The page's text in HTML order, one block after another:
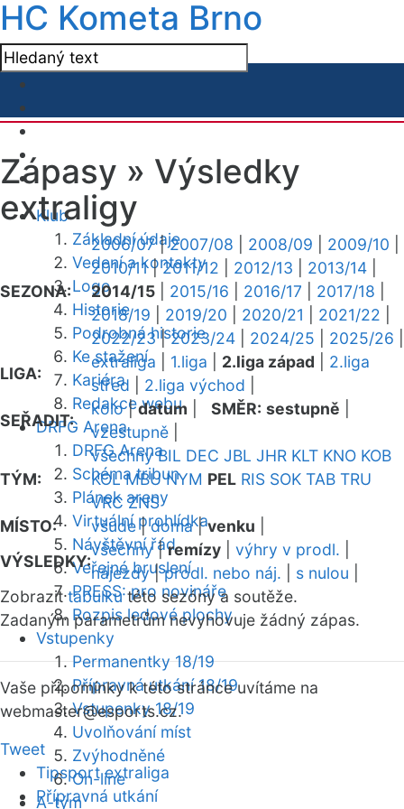
HC Kometa Brno
Klub
Základní údaje
Vedení a kontakty
Logo
Historie
Podrobná historie
Ke stažení
Kariéra
Redakce webu
DRFG Arena
DRFG Arena
Schéma tribun
Plánek areny
Virtuální prohlídka
Návštěvní řád
Veřejné bruslení
PRESS: pro novináře
Rozpis ledové plochy
Vstupenky
Permanentky 18/19
Přípravná utkání 18/19
Vstupenky 18/19
Uvolňování míst
Zvýhodněné
On-line
A-tým
Zápasy » Výsledky
extraligy
SEZONA:
2006/07|2007/08 2008/09 2009/10
2010/11|2011/12 2012/13 2013/14
2014/15
2015/16 2016/17 2017/18
2018/19
2019/20 2020/21 2021/22
2022/23|2023/24 2024/25 2025/26
LIGA:
extraliga 1.liga 2.liga západ
2.liga
střed
2.liga východ
SEŘADIT:
kolo|datum SMĚR: sestupně
vzestupně
TÝM:
všechny BIL DEC JBL JHR KLT KNO KOB
KOL MBU NYM PEL RIS SOK TAB TRU
VRC ZNS
MÍSTO:
všude|doma|venku
VÝSLEDKY:
všechny|remízy výhry v prodl.
nájezdy|prodl. nebo náj. s nulou
Zobrazittabulkutéto sezóny a soutěže.
Zadaným parametrům nevyhovuje žádný zápas.
Vaše připomínky k této stránce uvítáme na
webmaster@esports.cz.
Tweet
Tipsport extraliga
Přípravná utkání